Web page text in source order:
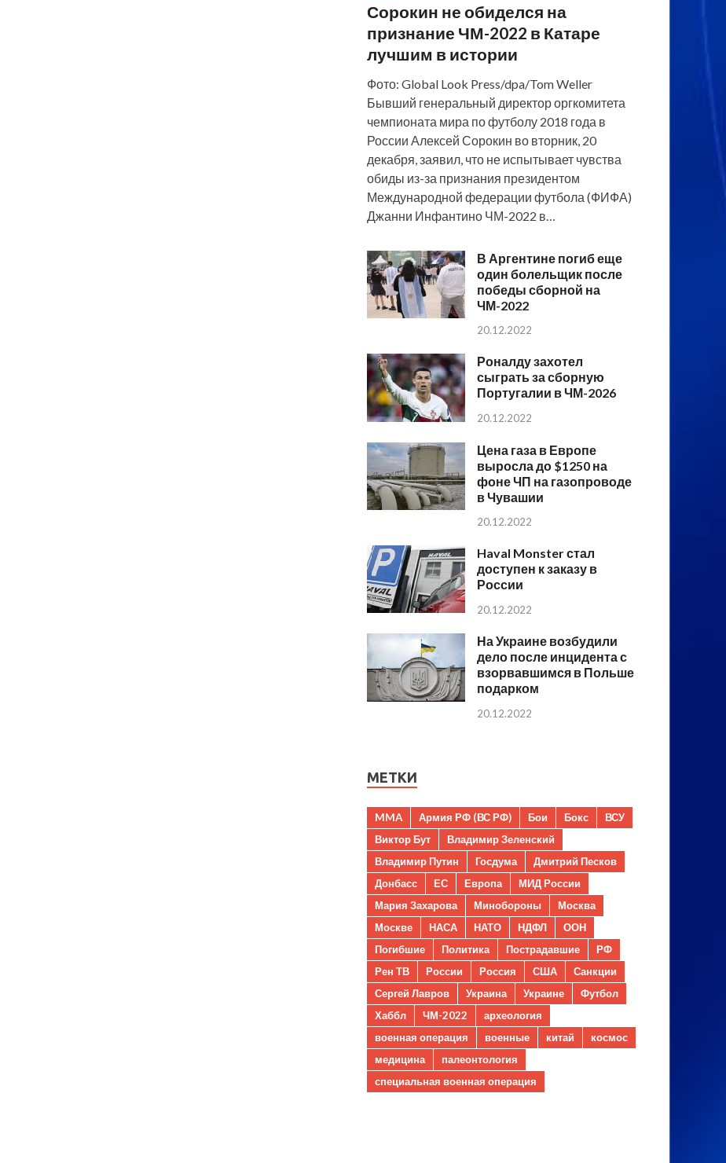
Сорокин не обиделся на
признание ЧМ-2022 в Катаре
лучшим в истории
Фото: Global Look Press/dpa/Tom Weller
Бывший генеральный директор оргкомитета
чемпионата мира по футболу 2018 года в
России Алексей Сорокин во вторник, 20
декабря, заявил, что не испытывает чувства
обиды из-за признания президентом
Международной федерации футбола (ФИФА)
Джанни Инфантино ЧМ-2022 в…
В Аргентине погиб еще
один болельщик после
победы сборной на
ЧМ-2022
20.12.2022
Роналду захотел
сыграть за сборную
Португалии в ЧМ-2026
20.12.2022
Цена газа в Европе
выросла до $1250 на
фоне ЧП на газопроводе
в Чувашии
20.12.2022
Haval Monster стал
доступен к заказу в
России
20.12.2022
На Украине возбудили
дело после инцидента с
взорвавшимся в Польше
подарком
20.12.2022
МЕТКИ
MMA Армия РФ (ВС РФ) Бои Бокс
ВСУ
Виктор Бут
Владимир Зеленский
Владимир Путин
Госдума
Дмитрий Песков
Донбасс
ЕС Европа
МИД России
Мария Захарова
Минобороны
Москва
Москве
НАСА НАТО НДФЛ
ООН
Погибшие
Политика Пострадавшие
РФ
Рен ТВ
России Россия США
Санкции
Сергей Лавров
Украина Украине
Футбол
Хаббл
ЧМ-2022
археология
военная операция
военные китай
космос
медицина
палеонтология
специальная военная операция